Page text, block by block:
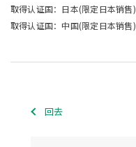
取得认证国：日本(限定日本销售)
取得认证国：中国(限定日本销售)
回去